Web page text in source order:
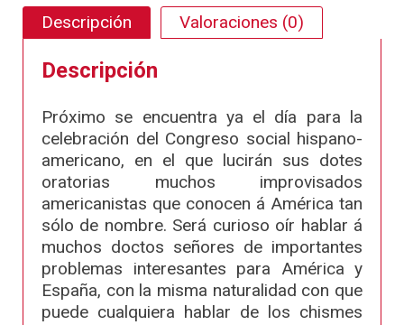
Descripción Valoraciones (0)
Descripción
Próximo se encuentra ya el día para la
celebración del Congreso social hispano-
americano, en el que lucirán sus dotes
oratorias muchos improvisados
americanistas que conocen á América tan
sólo de nombre. Será curioso oír hablar á
muchos doctos señores de importantes
problemas interesantes para América y
España, con la misma naturalidad con que
puede cualquiera hablar de los chismes